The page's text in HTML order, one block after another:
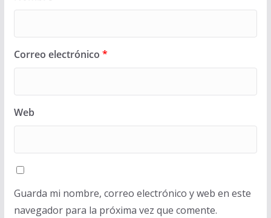
Correo electrónico *
Web
Guarda mi nombre, correo electrónico y web en este
navegador para la próxima vez que comente.